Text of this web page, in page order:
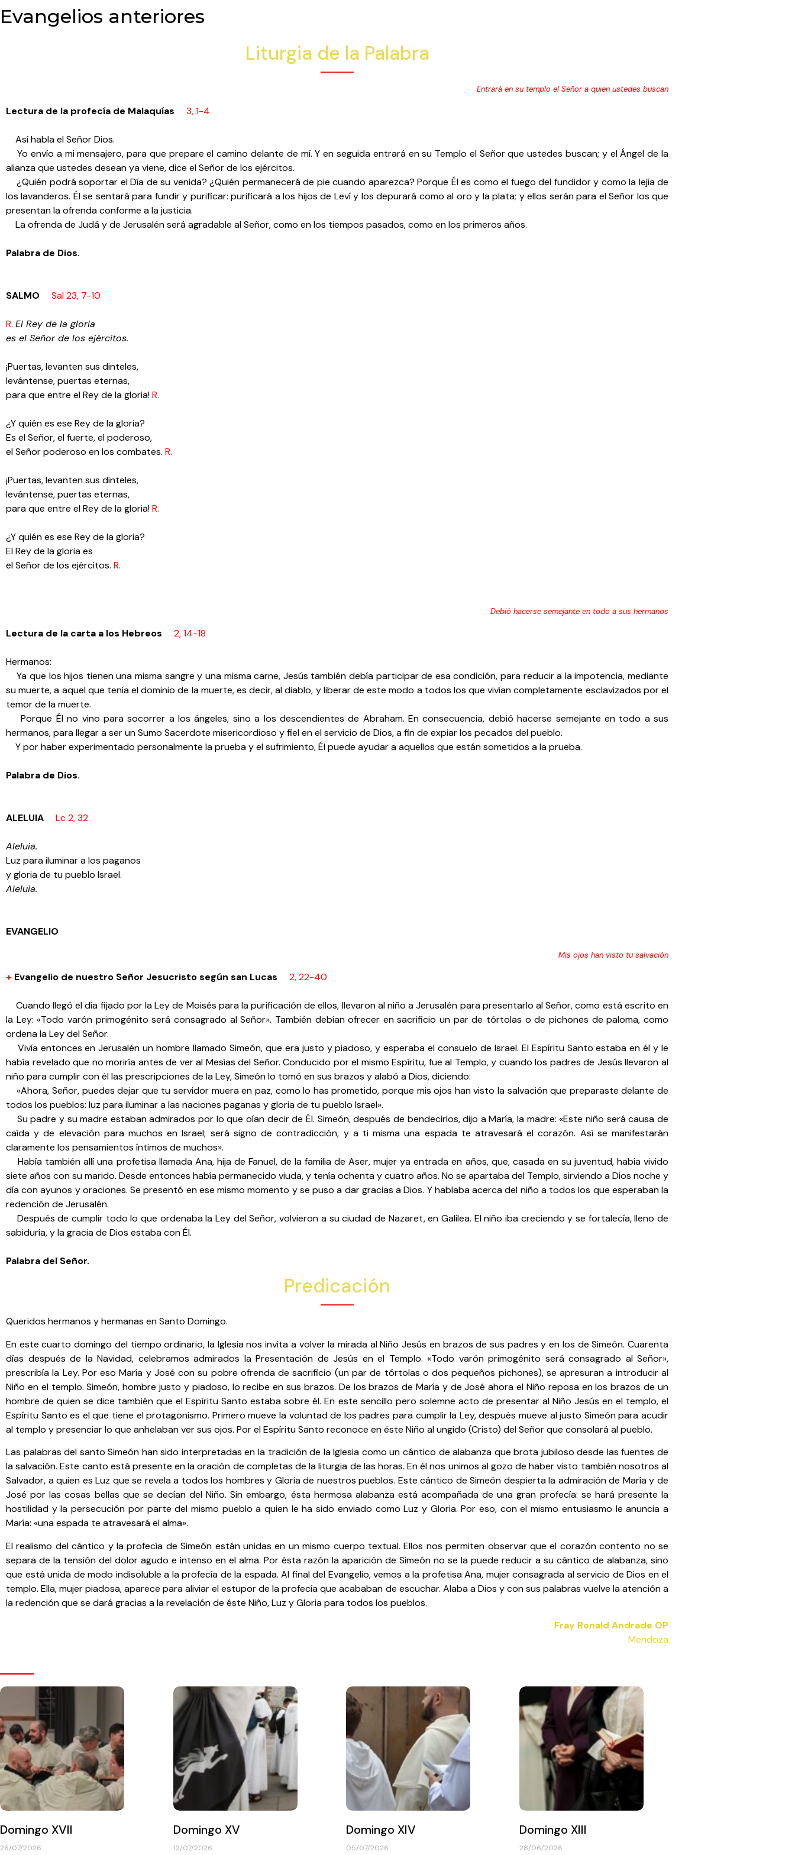
Evangelios anteriores
Liturgia de la Palabra
Entrará en su templo el Señor a quien ustedes buscan
Lectura de la profecía de Malaquías 3, 1-4
Así habla el Señor Dios.
Yo envío a mi mensajero, para que prepare el camino delante de mí. Y en seguida entrará en su Templo el Señor que ustedes buscan; y el Ángel de la
alianza que ustedes desean ya viene, dice el Señor de los ejércitos.
¿Quién podrá soportar el Día de su venida? ¿Quién permanecerá de pie cuando aparezca? Porque Él es como el fuego del fundidor y como la lejía de
los lavanderos. Él se sentará para fundir y purificar: purificará a los hijos de Leví y los depurará como al oro y la plata; y ellos serán para el Señor los que
presentan la ofrenda conforme a la justicia.
La ofrenda de Judá y de Jerusalén será agradable al Señor, como en los tiempos pasados, como en los primeros años.
Palabra de Dios.
SALMO Sal 23, 7-10
R. El Rey de la gloria
es el Señor de los ejércitos.
¡Puertas, levanten sus dinteles,
levántense, puertas eternas,
para que entre el Rey de la gloria!R.
¿Y quién es ese Rey de la gloria?
Es el Señor, el fuerte, el poderoso,
el Señor poderoso en los combates. R.
¡Puertas, levanten sus dinteles,
levántense, puertas eternas,
para que entre el Rey de la gloria!R.
¿Y quién es ese Rey de la gloria?
El Rey de la gloria es
el Señor de los ejércitos. R.
Debió hacerse semejante en todo a sus hermanos
Lectura de la carta a los Hebreos 2, 14-18
Hermanos:
Ya que los hijos tienen una misma sangre y una misma carne, Jesús también debía participar de esa condición, para reducir a la impotencia, mediante
su muerte, a aquel que tenía el dominio de la muerte, es decir, al diablo, y liberar de este modo a todos los que vivían completamente esclavizados por el
temor de la muerte.
Porque Él no vino para socorrer a los ángeles, sino a los descendientes de Abraham. En consecuencia, debió hacerse semejante en todo a sus
hermanos, para llegar a ser un Sumo Sacerdote misericordioso y fiel en el servicio de Dios, a fin de expiar los pecados del pueblo.
Y por haber experimentado personalmente la prueba y el sufrimiento, Él puede ayudar a aquellos que están sometidos a la prueba.
Palabra de Dios.
ALELUIA Lc 2, 32
Aleluia.
Luz para iluminar a los paganos
y gloria de tu pueblo Israel.
Aleluia.
EVANGELIO
Mis ojos han visto tu salvación
+ Evangelio de nuestro Señor Jesucristo según san Lucas 2, 22-40
Cuando llegó el día fijado por la Ley de Moisés para la purificación de ellos, llevaron al niño a Jerusalén para presentarlo al Señor, como está escrito en
la Ley: «Todo varón primogénito será consagrado al Señor». También debían ofrecer en sacrificio un par de tórtolas o de pichones de paloma, como
ordena la Ley del Señor.
Vivía entonces en Jerusalén un hombre llamado Simeón, que era justo y piadoso, y esperaba el consuelo de Israel. El Espíritu Santo estaba en él y le
había revelado que no moriría antes de ver al Mesías del Señor. Conducido por el mismo Espíritu, fue al Templo, y cuando los padres de Jesús llevaron al
niño para cumplir con él las prescripciones de la Ley, Simeón lo tomó en sus brazos y alabó a Dios, diciendo:
«Ahora, Señor, puedes dejar que tu servidor muera en paz, como lo has prometido, porque mis ojos han visto la salvación que preparaste delante de
todos los pueblos: luz para iluminar a las naciones paganas y gloria de tu pueblo Israel».
Su padre y su madre estaban admirados por lo que oían decir de Él. Simeón, después de bendecirlos, dijo a María, la madre: «Este niño será causa de
caída y de elevación para muchos en Israel; será signo de contradicción, y a ti misma una espada te atravesará el corazón. Así se manifestarán
claramente los pensamientos íntimos de muchos».
Había también allí una profetisa llamada Ana, hija de Fanuel, de la familia de Aser, mujer ya entrada en años, que, casada en su juventud, había vivido
siete años con su marido. Desde entonces había permanecido viuda, y tenía ochenta y cuatro años. No se apartaba del Templo, sirviendo a Dios noche y
día con ayunos y oraciones. Se presentó en ese mismo momento y se puso a dar gracias a Dios. Y hablaba acerca del niño a todos los que esperaban la
redención de Jerusalén.
Después de cumplir todo lo que ordenaba la Ley del Señor, volvieron a su ciudad de Nazaret, en Galilea. El niño iba creciendo y se fortalecía, lleno de
sabiduría, y la gracia de Dios estaba con Él.
Palabra del Señor.
Predicación
Queridos hermanos y hermanas en Santo Domingo.
En este cuarto domingo del tiempo ordinario, la Iglesia nos invita a volver la mirada al Niño Jesús en brazos de sus padres y en los de Simeón. Cuarenta
días después de la Navidad, celebramos admirados la Presentación de Jesús en el Templo. «Todo varón primogénito será consagrado al Señor»,
prescribía la Ley. Por eso María y José con su pobre ofrenda de sacrificio (un par de tórtolas o dos pequeños pichones), se apresuran a introducir al
Niño en el templo. Simeón, hombre justo y piadoso, lo recibe en sus brazos. De los brazos de María y de José ahora el Niño reposa en los brazos de un
hombre de quien se dice también que el Espíritu Santo estaba sobre él. En este sencillo pero solemne acto de presentar al Niño Jesús en el templo, el
Espíritu Santo es el que tiene el protagonismo. Primero mueve la voluntad de los padres para cumplir la Ley, después mueve al justo Simeón para acudir
al templo y presenciar lo que anhelaban ver sus ojos. Por el Espíritu Santo reconoce en éste Niño al ungido (Cristo) del Señor que consolará al pueblo.
Las palabras del santo Simeón han sido interpretadas en la tradición de la Iglesia como un cántico de alabanza que brota jubiloso desde las fuentes de
la salvación. Este canto está presente en la oración de completas de la liturgia de las horas. En él nos unimos al gozo de haber visto también nosotros al
Salvador, a quien es Luz que se revela a todos los hombres y Gloria de nuestros pueblos. Este cántico de Simeón despierta la admiración de María y de
José por las cosas bellas que se decían del Niño. Sin embargo, ésta hermosa alabanza está acompañada de una gran profecía: se hará presente la
hostilidad y la persecución por parte del mismo pueblo a quien le ha sido enviado como Luz y Gloria. Por eso, con el mismo entusiasmo le anuncia a
María: «una espada te atravesará el alma».
El realismo del cántico y la profecía de Simeón están unidas en un mismo cuerpo textual. Ellos nos permiten observar que el corazón contento no se
separa de la tensión del dolor agudo e intenso en el alma. Por ésta razón la aparición de Simeón no se la puede reducir a su cántico de alabanza, sino
que está unida de modo indisoluble a la profecía de la espada. Al final del Evangelio, vemos a la profetisa Ana, mujer consagrada al servicio de Dios en el
templo. Ella, mujer piadosa, aparece para aliviar el estupor de la profecía que acababan de escuchar. Alaba a Dios y con sus palabras vuelve la atención a
la redención que se dará gracias a la revelación de éste Niño, Luz y Gloria para todos los pueblos.
Fray Ronald Andrade OP
Mendoza
Domingo XVII
26/07/2026
Domingo XV
12/07/2026
Domingo XIV
05/07/2026
Domingo XIII
28/06/2026